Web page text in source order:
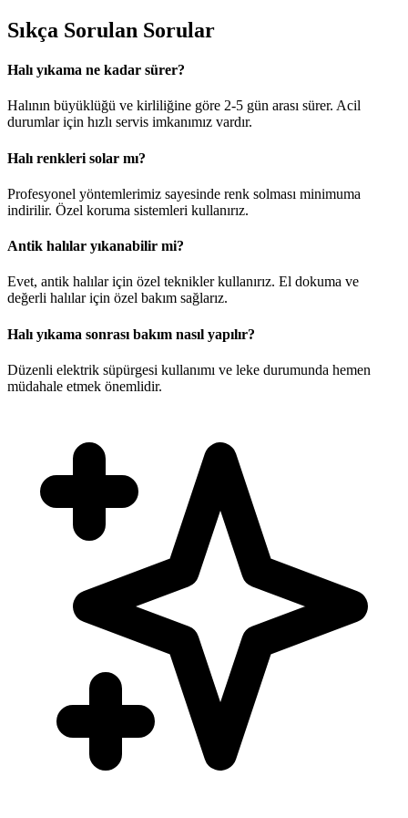
Sıkça Sorulan Sorular
Halı yıkama ne kadar sürer?
Halının büyüklüğü ve kirliliğine göre 2-5 gün arası sürer. Acil
durumlar için hızlı servis imkanımız vardır.
Halı renkleri solar mı?
Profesyonel yöntemlerimiz sayesinde renk solması minimuma
indirilir. Özel koruma sistemleri kullanırız.
Antik halılar yıkanabilir mi?
Evet, antik halılar için özel teknikler kullanırız. El dokuma ve
değerli halılar için özel bakım sağlarız.
Halı yıkama sonrası bakım nasıl yapılır?
Düzenli elektrik süpürgesi kullanımı ve leke durumunda hemen
müdahale etmek önemlidir.